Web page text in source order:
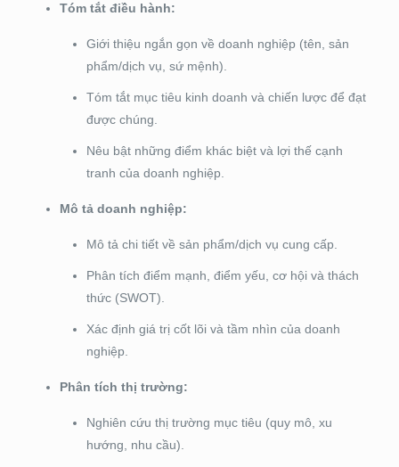
Tóm tắt điều hành:
Giới thiệu ngắn gọn về doanh nghiệp (tên, sản
phẩm/dịch vụ, sứ mệnh).
Tóm tắt mục tiêu kinh doanh và chiến lược để đạt
được chúng.
Nêu bật những điểm khác biệt và lợi thế cạnh
tranh của doanh nghiệp.
Mô tả doanh nghiệp:
Mô tả chi tiết về sản phẩm/dịch vụ cung cấp.
Phân tích điểm mạnh, điểm yếu, cơ hội và thách
thức (SWOT).
Xác định giá trị cốt lõi và tầm nhìn của doanh
nghiệp.
Phân tích thị trường:
Nghiên cứu thị trường mục tiêu (quy mô, xu
hướng, nhu cầu).